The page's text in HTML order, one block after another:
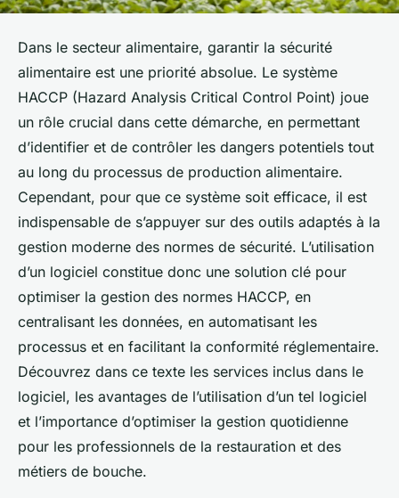
Dans le secteur alimentaire, garantir la sécurité
alimentaire est une priorité absolue. Le système
HACCP (Hazard Analysis Critical Control Point) joue
un rôle crucial dans cette démarche, en permettant
d’identifier et de contrôler les dangers potentiels tout
au long du processus de production alimentaire.
Cependant, pour que ce système soit efficace, il est
indispensable de s’appuyer sur des outils adaptés à la
gestion moderne des normes de sécurité. L’utilisation
d’un logiciel constitue donc une solution clé pour
optimiser la gestion des normes HACCP, en
centralisant les données, en automatisant les
processus et en facilitant la conformité réglementaire.
Découvrez dans ce texte les services inclus dans le
logiciel, les avantages de l’utilisation d’un tel logiciel
et l’importance d’optimiser la gestion quotidienne
pour les professionnels de la restauration et des
métiers de bouche.